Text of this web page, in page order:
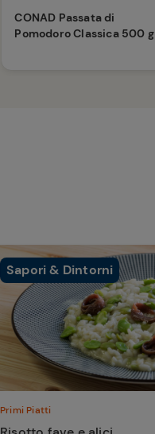
CONAD Passata di
Pomodoro Classica 500 g
Sapori & Dintorni
Primi Piatti